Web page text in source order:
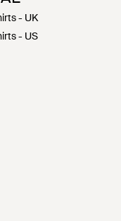
- UK
- US